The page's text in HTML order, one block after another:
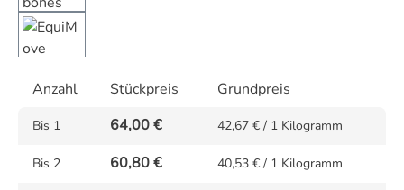
Anzahl Stückpreis Grundpreis
Bis 1 64,00 € 42,67 € / 1 Kilogramm
Bis 2 60,80 € 40,53 € / 1 Kilogramm